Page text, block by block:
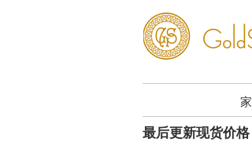
家
最后更新现货价格